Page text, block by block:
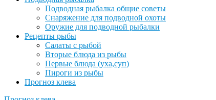
Подводная рыбалка общие советы
Снаряжение для подводной охоты
Оружие для подводной рыбалки
Рецепты рыбы
Салаты с рыбой
Вторые блюда из рыбы
Первые блюда (уха,суп)
Пироги из рыбы
Прогноз клева